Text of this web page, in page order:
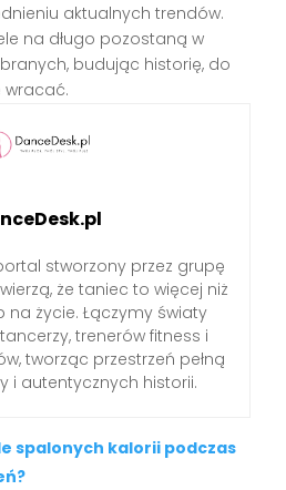
aktualnych trendów.
na długo pozostaną w
budując historię, do
wracać.
stworzony przez grupę
że taniec to więcej niż
życie. Łączymy światy
trenerów fitness i
tworząc przestrzeń pełną
i autentycznych historii.
spalonych kalorii podczas